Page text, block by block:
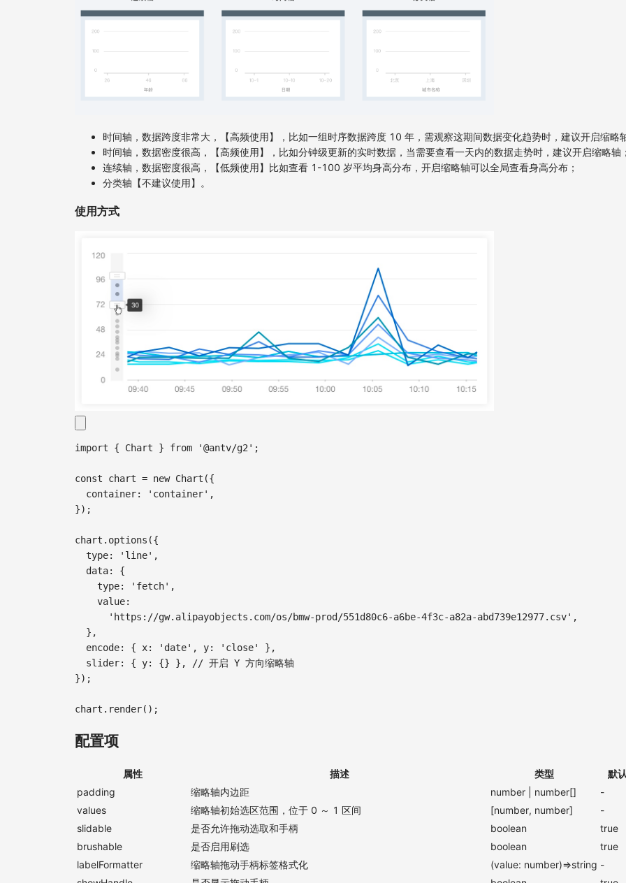
时间轴，数据跨度非常大，【高频使用】，比如一组时序数据跨度 10 年，需观察这期间数据变化趋势时，建议开启缩略
时间轴，数据密度很高，【高频使用】，比如分钟级更新的实时数据，当需要查看一天内的数据走势时，建议开启缩略轴；
连续轴，数据密度很高，【低频使用】比如查看 1-100 岁平均身高分布，开启缩略轴可以全局查看身高分布；
分类轴【不建议使用】。
使用方式
import { Chart } from '@antv/g2' ;
const chart = new Chart ({
container: 'container' ,
}) ;
chart . options ({
type: 'line' ,
data:
{
type: 'fetch' ,
value:
'https://gw.alipayobjects.com/os/bmw-prod/551d80c6-a6be-4f3c-a82a-abd739e12977.csv' ,
} ,
encode: { x: 'date' , y: 'close' } ,
slider: { y: {} } ,
// 开启 Y 方向缩略轴
}) ;
chart . render( ) ;
配置项
属性 描述 类型 默
padding
缩略轴内边距 number | number[]
-
values
缩略轴初始选区范围，位于 0 ～ 1 区间 [number, number]
-
slidable
是否允许拖动选取和手柄 boolean
true
brushable
是否启用刷选 boolean
true
labelFormatter
缩略轴拖动手柄标签格式化 (value: number)=>string -